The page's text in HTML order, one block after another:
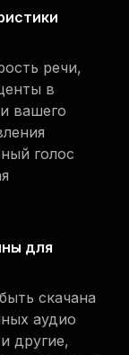
речи,
в
вашего
голос
для
скачана
аудио
другие,